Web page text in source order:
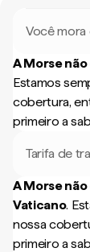
Você mora
A Morse
Estamos
cobertura,
primeiro a
Tarifa de
A Morse
Vaticano.
nossa
primeiro a